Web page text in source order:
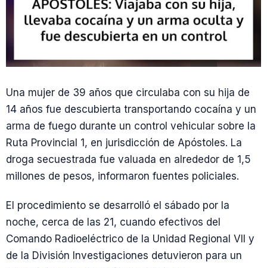
Una mujer de 39 años que circulaba con su hija de
14 años fue descubierta transportando cocaína y un
arma de fuego durante un control vehicular sobre la
Ruta Provincial 1, en jurisdicción de Apóstoles. La
droga secuestrada fue valuada en alrededor de 1,5
millones de pesos, informaron fuentes policiales.
El procedimiento se desarrolló el sábado por la
noche, cerca de las 21, cuando efectivos del
Comando Radioeléctrico de la Unidad Regional VII y
de la División Investigaciones detuvieron para un